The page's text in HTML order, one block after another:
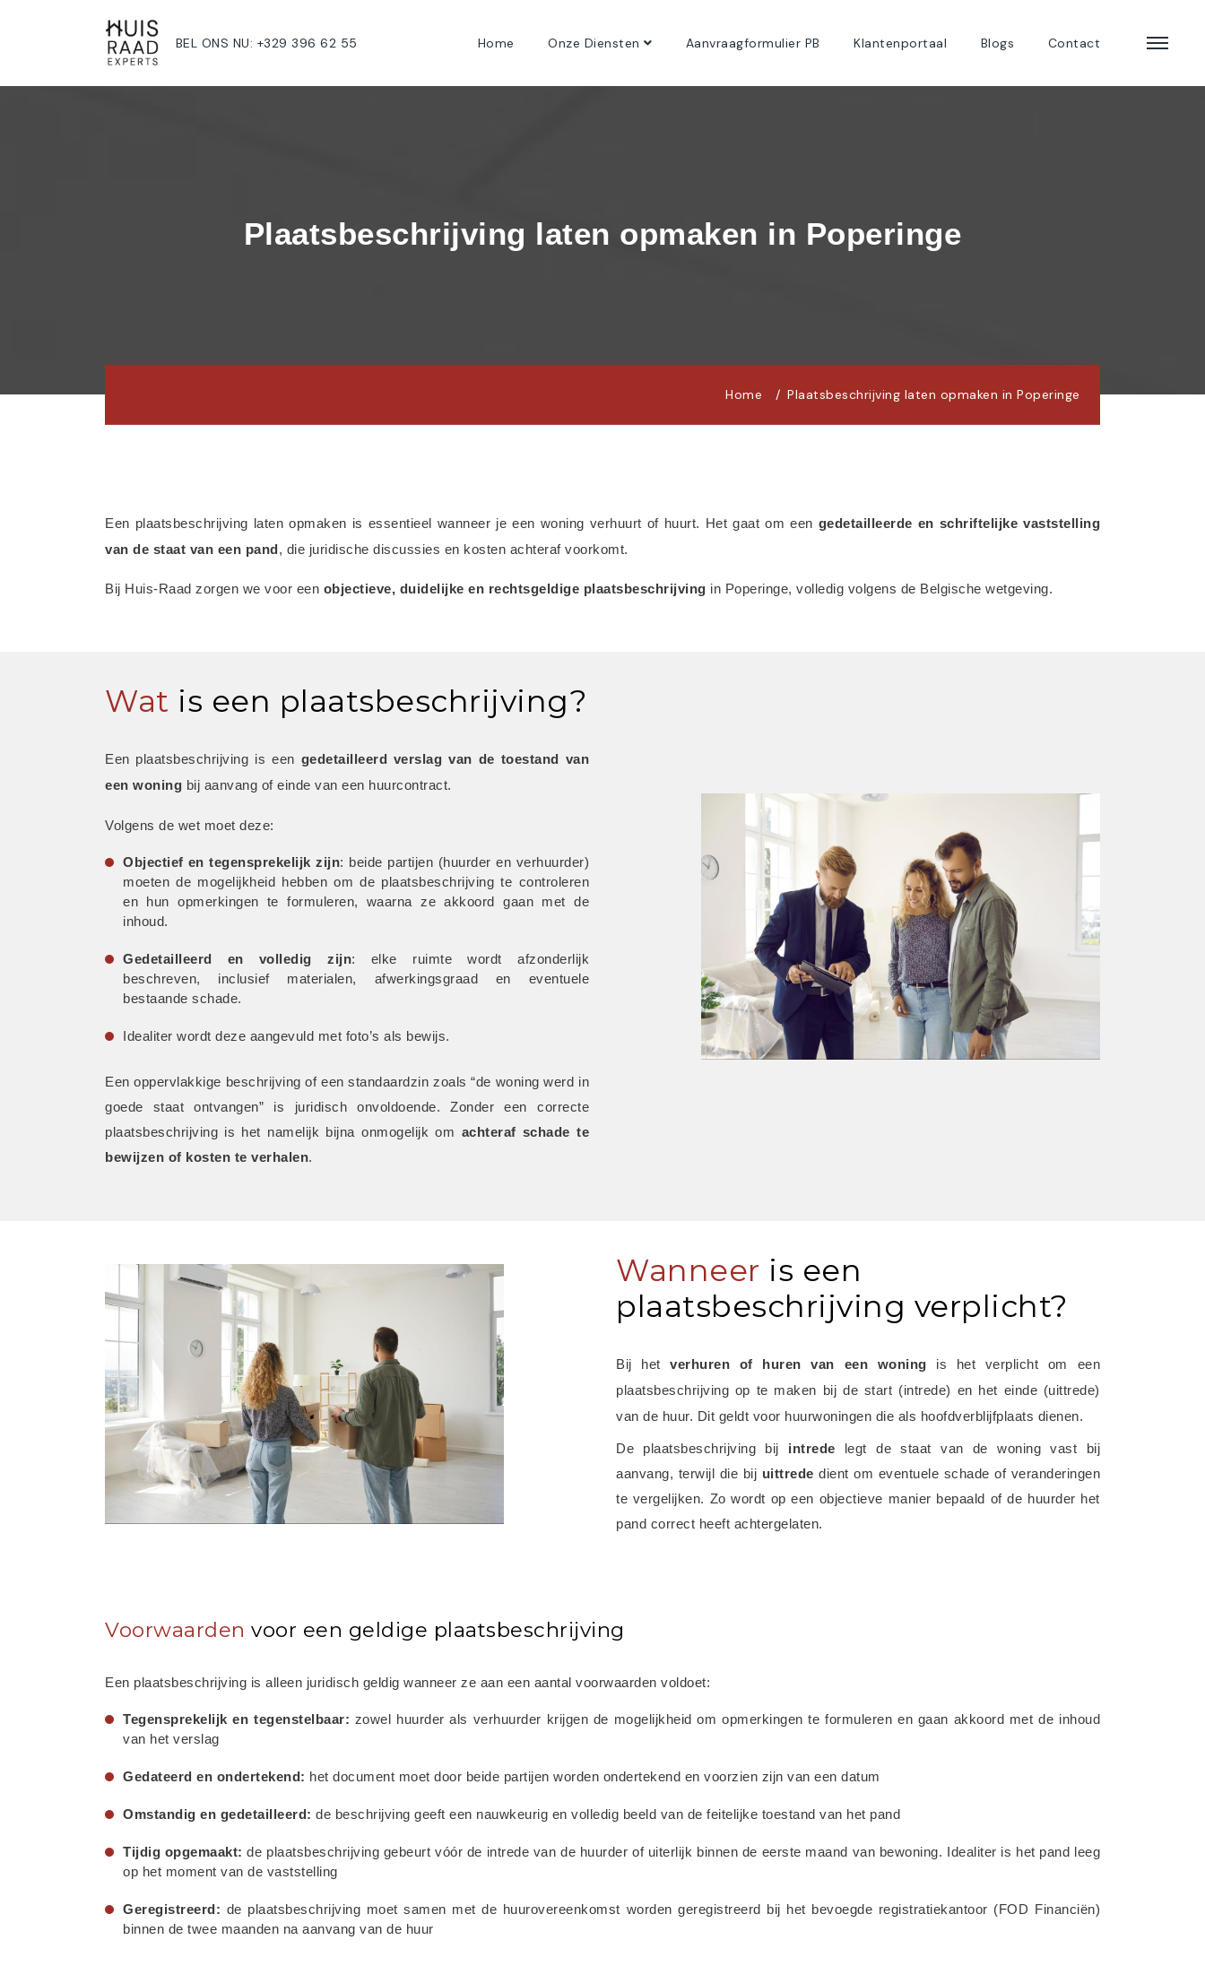
BEL ONS NU: +329 396 62 55 Home Onze Diensten Aanvraagformulier PB Klantenportaal Blogs Contact
Plaatsbeschrijving laten opmaken in Poperinge
Home Plaatsbeschrijving laten opmaken in Poperinge
Een plaatsbeschrijving laten opmaken is essentieel wanneer je een woning verhuurt of huurt. Het gaat om een gedetailleerde en schriftelijke vaststelling
van de staat van een pand , die juridische discussies en kosten achteraf voorkomt.
Bij Huis-Raad zorgen we voor een objectieve, duidelijke en rechtsgeldige plaatsbeschrijving in Poperinge, volledig volgens de Belgische wetgeving.
Wat is een plaatsbeschrijving?
Een plaatsbeschrijving is een gedetailleerd verslag van de toestand van
een woning bij aanvang of einde van een huurcontract.
Volgens de wet moet deze:
Objectief en tegensprekelijk zijn: beide partijen (huurder en verhuurder)
moeten de mogelijkheid hebben om de plaatsbeschrijving te controleren
en hun opmerkingen te formuleren, waarna ze akkoord gaan met de
inhoud.
Gedetailleerd en volledig zijn: elke ruimte wordt afzonderlijk
beschreven, inclusief materialen, afwerkingsgraad en eventuele
bestaande schade.
Idealiter wordt deze aangevuld met foto’s als bewijs.
Een oppervlakkige beschrijving of een standaardzin zoals “de woning werd in
goede staat ontvangen” is juridisch onvoldoende. Zonder een correcte
plaatsbeschrijving is het namelijk bijna onmogelijk om achteraf schade te
bewijzen of kosten te verhalen.
Wanneer is een
plaatsbeschrijving verplicht?
Bij het verhuren of huren van een woning is het verplicht om een
plaatsbeschrijving op te maken bij de start (intrede) en het einde (uittrede)
van de huur. Dit geldt voor huurwoningen die als hoofdverblijfplaats dienen.
De plaatsbeschrijving bij intrede legt de staat van de woning vast bij
aanvang, terwijl die bij uittrede dient om eventuele schade of veranderingen
te vergelijken. Zo wordt op een objectieve manier bepaald of de huurder het
pand correct heeft achtergelaten.
Voorwaarden voor een geldige plaatsbeschrijving
Een plaatsbeschrijving is alleen juridisch geldig wanneer ze aan een aantal voorwaarden voldoet:
Tegensprekelijk en tegenstelbaar: zowel huurder als verhuurder krijgen de mogelijkheid om opmerkingen te formuleren en gaan akkoord met de inhoud
van het verslag
Gedateerd en ondertekend: het document moet door beide partijen worden ondertekend en voorzien zijn van een datum
Omstandig en gedetailleerd: de beschrijving geeft een nauwkeurig en volledig beeld van de feitelijke toestand van het pand
Tijdig opgemaakt: de plaatsbeschrijving gebeurt vóór de intrede van de huurder of uiterlijk binnen de eerste maand van bewoning. Idealiter is het pand leeg
op het moment van de vaststelling
Geregistreerd: de plaatsbeschrijving moet samen met de huurovereenkomst worden geregistreerd bij het bevoegde registratiekantoor (FOD Financiën)
binnen de twee maanden na aanvang van de huur